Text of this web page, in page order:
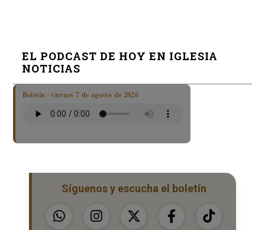
EL PODCAST DE HOY EN IGLESIA
NOTICIAS
Boletín · viernes 7 de agosto de 2026
Síguenos y escucha el boletín